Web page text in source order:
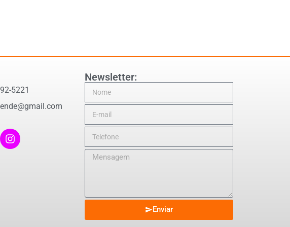
5221
Newsletter:
Enviar